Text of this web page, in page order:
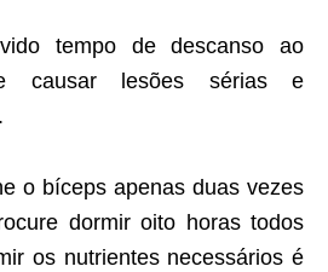
tempo de descanso ao
causar lesões sérias e
o bíceps apenas duas vezes
dormir oito horas todos
os nutrientes necessários é